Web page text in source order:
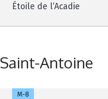
Étoile de l’Acadie
Saint-Antoine
M-8